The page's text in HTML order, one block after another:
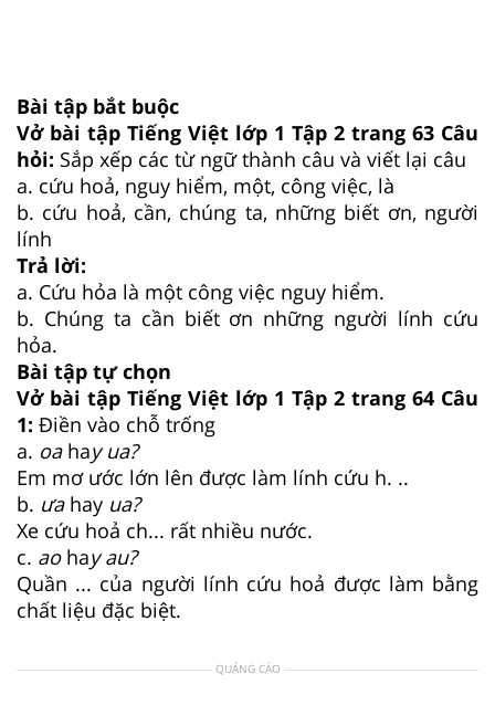
Bài tập bắt buộc
Vở bài tập Tiếng Việt lớp 1 Tập 2 trang 63 Câu
hỏi: Sắp xếp các từ ngữ thành câu và viết lại câu
a. cứu hoả, nguy hiểm, một, công việc, là
b. cứu hoả, cần, chúng ta, những biết ơn, người
lính
Trả lời:
a. Cứu hỏa là một công việc nguy hiểm.
b. Chúng ta cần biết ơn những người lính cứu
hỏa.
Bài tập tự chọn
Vở bài tập Tiếng Việt lớp 1 Tập 2 trang 64 Câu
1: Điền vào chỗ trống
a. oa hay ua?
Em mơ ước lớn lên được làm lính cứu h. ..
b. ưa hay ua?
Xe cứu hoả ch... rất nhiều nước.
c. aohay au?
Quần ... của người lính cứu hoả được làm bằng
chất liệu đặc biệt.
QUẢNG CÁO